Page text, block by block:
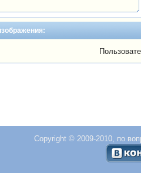
Copyright © 2009-2010, по